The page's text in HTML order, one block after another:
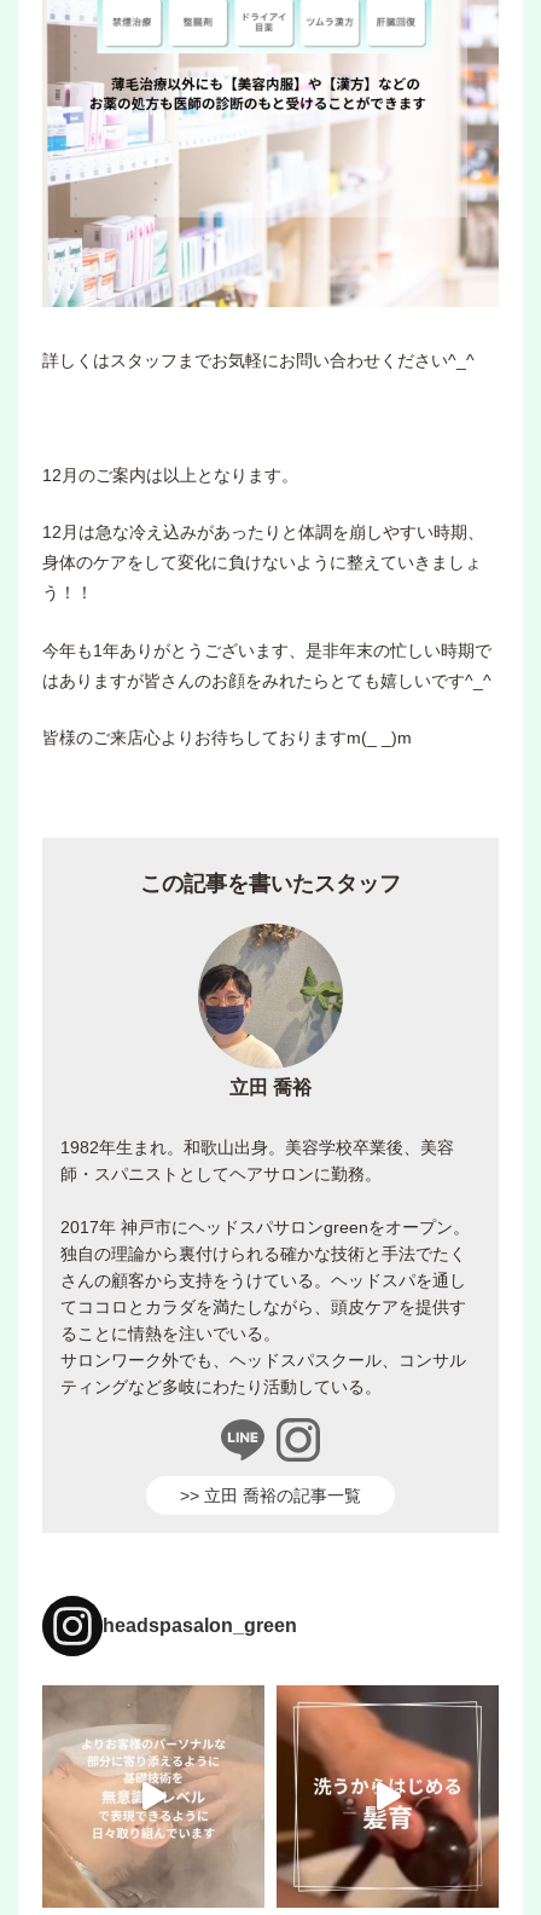
詳しくはスタッフまでお気軽にお問い合わせください^_^
12月のご案内は以上となります。
12月は急な冷え込みがあったりと体調を崩しやすい時期、
身体のケアをして変化に負けないように整えていきましょ
う！！
今年も1年ありがとうございます、是非年末の忙しい時期で
はありますが皆さんのお顔をみれたらとても嬉しいです^_^
皆様のご来店心よりお待ちしておりますm(_ _)m
この記事を書いたスタッフ
立田 喬裕
1982年生まれ。和歌山出身。美容学校卒業後、美容
師・スパニストとしてヘアサロンに勤務。
2017年 神戸市にヘッドスパサロンgreenをオープン。
独自の理論から裏付けられる確かな技術と手法でたく
さんの顧客から支持をうけている。ヘッドスパを通し
てココロとカラダを満たしながら、頭皮ケアを提供す
ることに情熱を注いでいる。
サロンワーク外でも、ヘッドスパスクール、コンサル
ティングなど多岐にわたり活動している。
>> 立田 喬裕の記事一覧
headspasalon_green